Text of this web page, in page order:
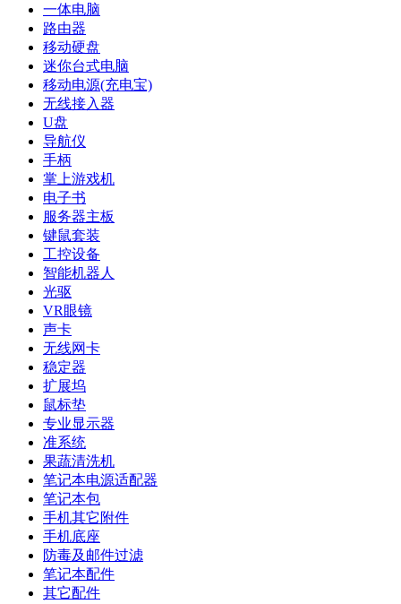
一体电脑
路由器
移动硬盘
迷你台式电脑
移动电源(充电宝)
无线接入器
U盘
导航仪
手柄
掌上游戏机
电子书
服务器主板
键鼠套装
工控设备
智能机器人
光驱
VR眼镜
声卡
无线网卡
稳定器
扩展坞
鼠标垫
专业显示器
准系统
果蔬清洗机
笔记本电源适配器
笔记本包
手机其它附件
手机底座
防毒及邮件过滤
笔记本配件
其它配件